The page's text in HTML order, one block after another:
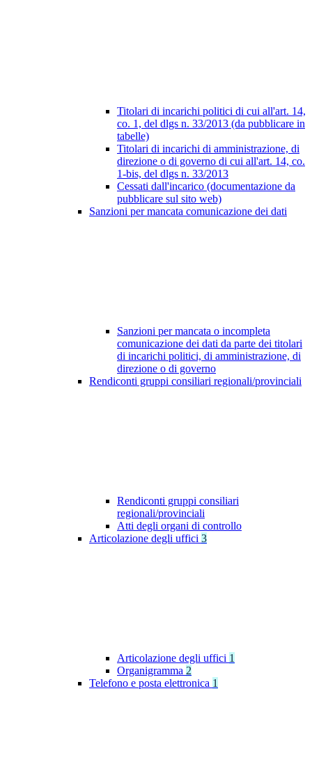
Titolari di incarichi politici di cui all'art. 14,
co. 1, del dlgs n. 33/2013 (da pubblicare in
tabelle)
Titolari di incarichi di amministrazione, di
direzione o di governo di cui all'art. 14, co.
1-bis, del dlgs n. 33/2013
Cessati dall'incarico (documentazione da
pubblicare sul sito web)
Sanzioni per mancata comunicazione dei dati
Sanzioni per mancata o incompleta
comunicazione dei dati da parte dei titolari
di incarichi politici, di amministrazione, di
direzione o di governo
Rendiconti gruppi consiliari regionali/provinciali
Rendiconti gruppi consiliari
regionali/provinciali
Atti degli organi di controllo
Articolazione degli uffici 3
Articolazione degli uffici 1
Organigramma 2
Telefono e posta elettronica 1